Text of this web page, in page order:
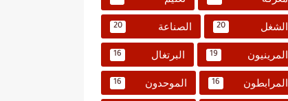
الشغل 20 الصناعة 20
المرينيون 19 البرتغال 16
المرابطون 16 الموحدون 16